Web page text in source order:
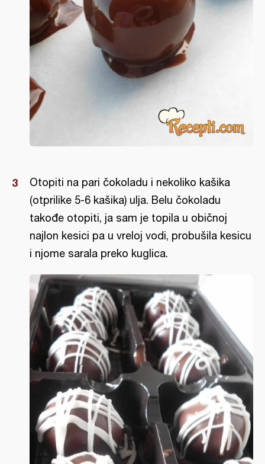
Otopiti na pari čokoladu i nekoliko kašika
(otprilike 5-6 kašika) ulja. Belu čokoladu
takođe otopiti, ja sam je topila u običnoj
najlon kesici pa u vreloj vodi, probušila kesicu
i njome sarala preko kuglica.